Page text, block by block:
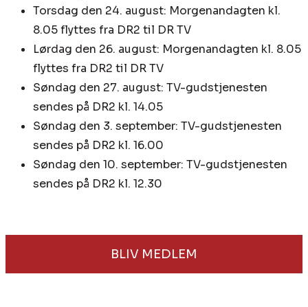
Torsdag den 24. august: Morgenandagten kl.
8.05 flyttes fra DR2 til DR TV
Lørdag den 26. august: Morgenandagten kl. 8.05
flyttes fra DR2 til DR TV
Søndag den 27. august: TV-gudstjenesten
sendes på DR2 kl. 14.05
Søndag den 3. september: TV-gudstjenesten
sendes på DR2 kl. 16.00
Søndag den 10. september: TV-gudstjenesten
sendes på DR2 kl. 12.30
BLIV MEDLEM